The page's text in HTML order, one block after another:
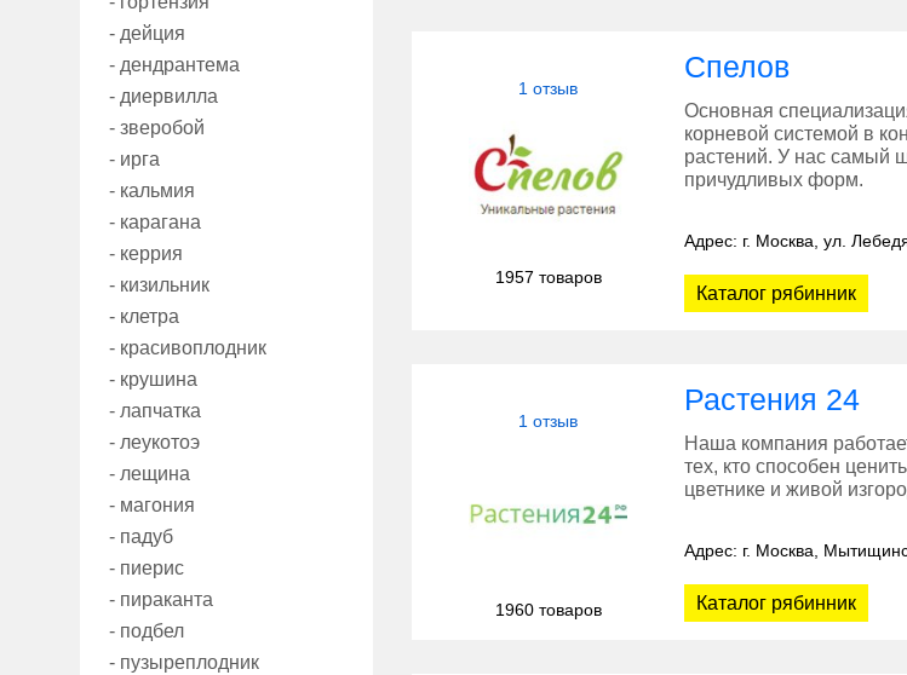
- дейция
- дендрантема
- диервилла
- зверобой
- ирга
- кальмия
- карагана
- керрия
- кизильник
- клетра
- красивоплодник
- крушина
- лапчатка
- леукотоэ
- лещина
- магония
- падуб
- пиерис
- пираканта
- подбел
- пузыреплодник
1 отзыв
1957 товаров
Спелов
Основная
корневой системой в
растений. У нас самый
причудливых форм.
Адрес: г. Москва, ул.
Каталог рябинник
1 отзыв
1960 товаров
Растения 24
Наша компания
тех, кто способен
цветнике и живой
Адрес: г. Москва,
Каталог рябинник